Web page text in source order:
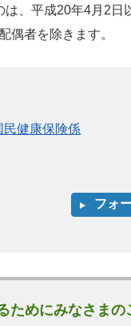
、平成20年4月2日
偶者を除きます。
民健康保険係
ためにみなさま